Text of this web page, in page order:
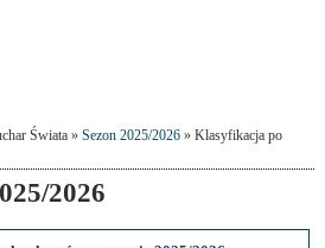
Świata » Sezon 2025/2026» Klasyfikacja po
2026